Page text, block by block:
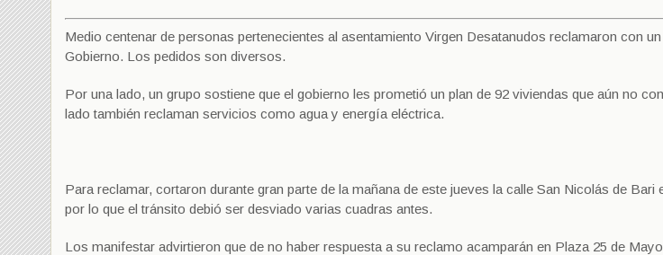
Medio centenar de personas pertenecientes al asentamiento Virgen Desatanudos reclamaron con
Gobierno. Los pedidos son diversos.
Por una lado, un grupo sostiene que el gobierno les prometió un plan de 92 viviendas que aún no
lado también reclaman servicios como agua y energía eléctrica.
Para reclamar, cortaron durante gran parte de la mañana de este jueves la calle San Nicolás de Bari
por lo que el tránsito debió ser desviado varias cuadras antes.
Los manifestar advirtieron que de no haber respuesta a su reclamo acamparán en Plaza 25 de